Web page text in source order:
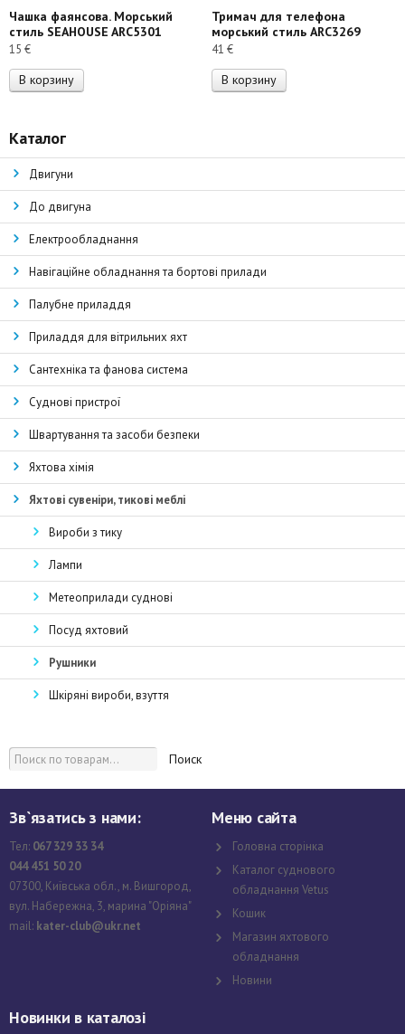
Чашка фаянсова. Морський
стиль SEAHOUSE ARC5301
15 €
В корзину
Тримач для телефона
морський стиль ARC3269
41 €
В корзину
Каталог
Двигуни
До двигуна
Електрообладнання
Навігаційне обладнання та бортові прилади
Палубне приладдя
Приладдя для вітрильних яхт
Сантехніка та фанова система
Суднові пристрої
Швартування та засоби безпеки
Яхтова хімія
Яхтові сувеніри, тикові меблі
Вироби з тику
Лампи
Метеоприлади суднові
Посуд яхтовий
Рушники
Шкіряні вироби, взуття
Поиск
Зв`язатись з нами:
Тел: 067 329 33 34
044 451 50 20
07300, Київська обл., м. Вишгород,
вул. Набережна, 3, марина "Оріяна"
mail: kater-club@ukr.net
Меню сайта
Головна сторінка
Каталог суднового
обладнання Vetus
Кошик
Магазин яхтового
обладнання
Новини
Новинки в каталозі